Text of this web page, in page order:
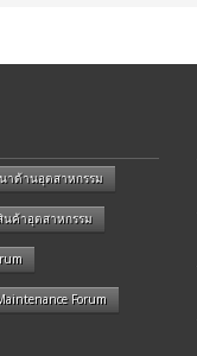
าด้านอุตสาหกรรม
นค้าอุตสาหกรรม
Forum